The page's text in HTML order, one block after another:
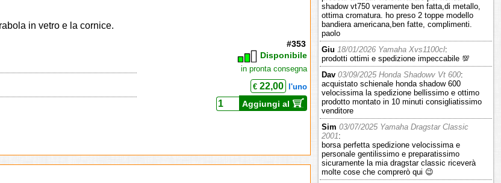
in vetro e la cornice.
#353
Disponibile
in pronta consegna
€22,00 l'uno
Aggiungi al
shadow vt750 veramente ben fatta,di metallo,
ottima cromatura. ho preso 2 toppe modello
bandiera americana,ben fatte, complimenti.
paolo
Giu 18/01/2026 Yamaha Xvs1100cl:
prodotti ottimi e spedizione impeccabile 💯
Dav 03/09/2025 Honda Shadowv Vt 600:
acquistato schienale honda shadow 600
velocissima la spedizione bellissimo e ottimo
prodotto montato in 10 minuti consigliatissimo
venditore
Sim 03/07/2025 Yamaha Dragstar Classic
2001:
borsa perfetta spedizione velocissima e
personale gentilissimo e preparatissimo
sicuramente la mia dragstar classic riceverà
molte cose che comprerò qui 😉